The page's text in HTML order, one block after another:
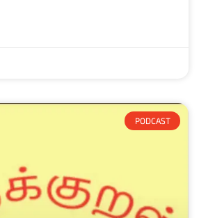
PODCAST